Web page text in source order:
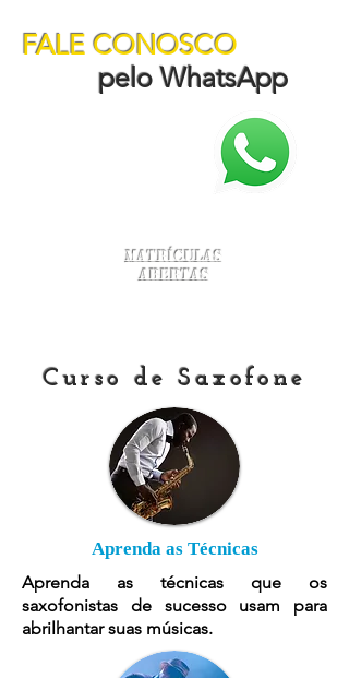
FALE CONOSCO
pelo WhatsApp
Matrículas
Abertas
Curso de Saxofone
Aprenda as Técnicas
Aprenda as técnicas que os
saxofonistas de sucesso usam para
abrilhantar suas músicas.